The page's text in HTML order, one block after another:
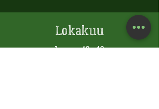
Lokakuu
La 12 - 18